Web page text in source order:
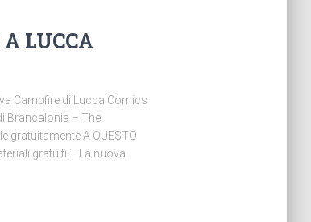
LUCCA
Campfire di Lucca Comics
Brancalonia – The
gratuitamente A QUESTO
gratuiti:– La nuova